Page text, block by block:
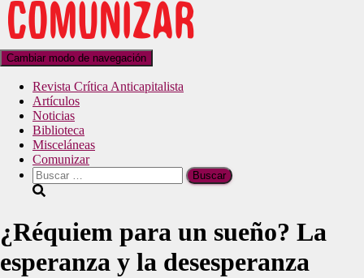
Cambiar modo de navegación
Revista Crítica Anticapitalista
Artículos
Noticias
Biblioteca
Misceláneas
Comunizar
¿Réquiem para un sueño? La
esperanza y la desesperanza